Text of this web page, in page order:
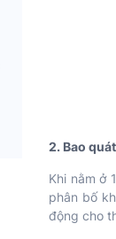
2. Bao
Khi nằm ở
phân bố
động cho